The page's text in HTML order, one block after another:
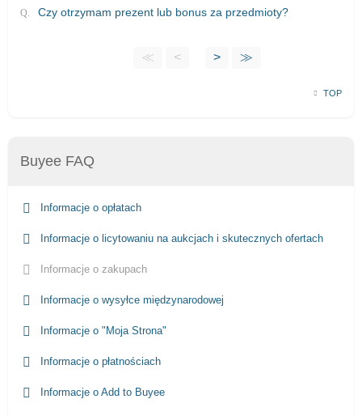
Buyee FAQ
Informacje o opłatach
Informacje o licytowaniu na aukcjach i skutecznych ofertach
Informacje o zakupach
Informacje o wysyłce międzynarodowej
Informacje o "Moja Strona"
Informacje o płatnościach
Informacje o Add to Buyee
Czy otrzymam prezent lub bonus za przedmioty?
≪ < > ≫
TOP